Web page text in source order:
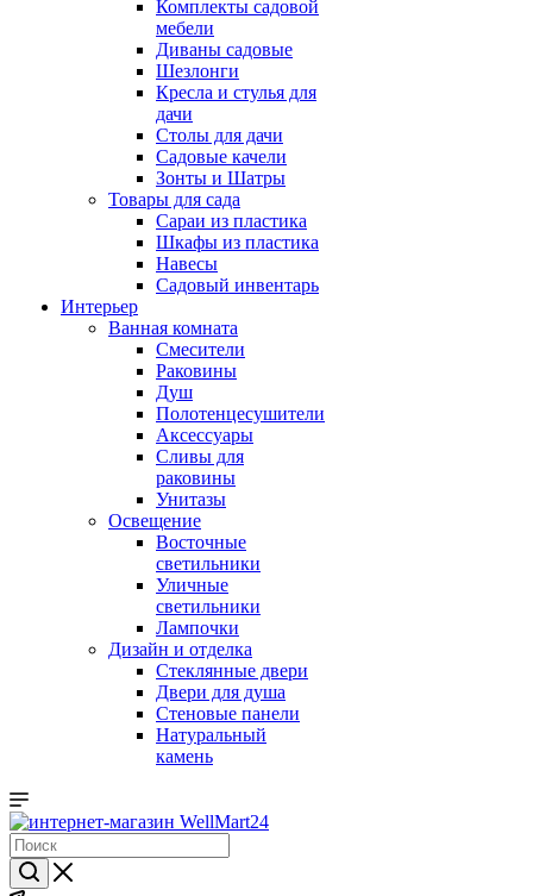
Комплекты садовой
мебели
Диваны садовые
Шезлонги
Кресла и стулья для
дачи
Столы для дачи
Садовые качели
Зонты и Шатры
Товары для сада
Сараи из пластика
Шкафы из пластика
Навесы
Садовый инвентарь
Интерьер
Ванная комната
Смесители
Раковины
Душ
Полотенцесушители
Аксессуары
Сливы для
раковины
Унитазы
Освещение
Восточные
светильники
Уличные
светильники
Лампочки
Дизайн и отделка
Стеклянные двери
Двери для душа
Стеновые панели
Натуральный
камень